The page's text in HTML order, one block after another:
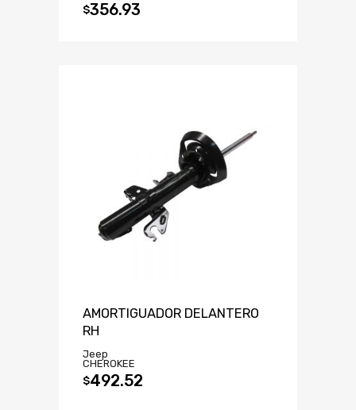
$356.93
AMORTIGUADOR DELANTERO
RH
Jeep
CHEROKEE
$492.52